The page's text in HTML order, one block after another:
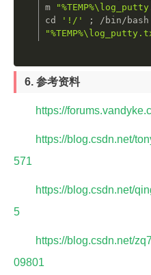
m
cd
'!/' ; / bin/ bash
6. 参考资料
https://
https://blog.csdn.net/
571
https://blog.csdn.net/
5
https://blog.csdn.net/
09801